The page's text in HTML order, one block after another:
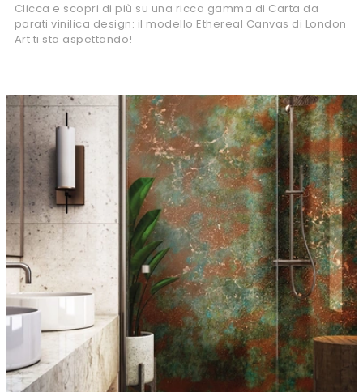
Clicca e scopri di più su una ricca gamma di Carta da
parati vinilica design: il modello Ethereal Canvas di London
Art ti sta aspettando!